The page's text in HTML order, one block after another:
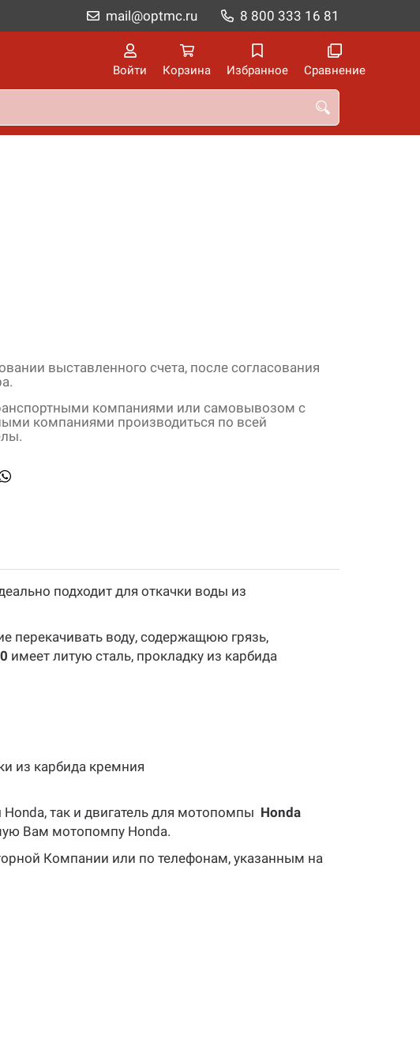
8 800 333 16 81
mail@optmc.ru
Войти Корзина Избранное Сравнение
выставленного счета, после согласования
компаниями или самовывозом с
компаниями производиться по всей
подходит для откачки воды из
перекачивать воду, содержащюю грязь,
имеет литую сталь, прокладку из карбида
из карбида кремния
так и двигатель для мотопомпы Honda
Вам мотопомпу Honda.
Компании или по телефонам, указанным на